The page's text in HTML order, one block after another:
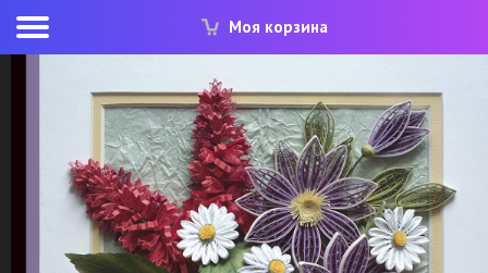
Моя корзина